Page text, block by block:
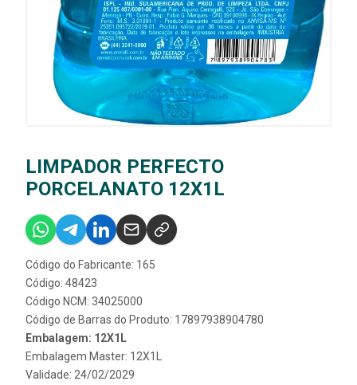
LIMPADOR PERFECTO
PORCELANATO 12X1L
Código do Fabricante: 165
Código: 48423
Código NCM: 34025000
Código de Barras do Produto: 17897938904780
Embalagem: 12X1L
Embalagem Master: 12X1L
Validade: 24/02/2029